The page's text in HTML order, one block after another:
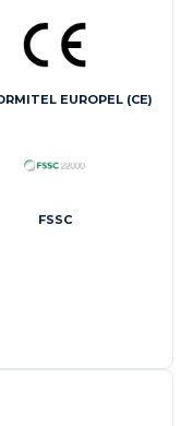
EUROPEL (CE)
FSSC